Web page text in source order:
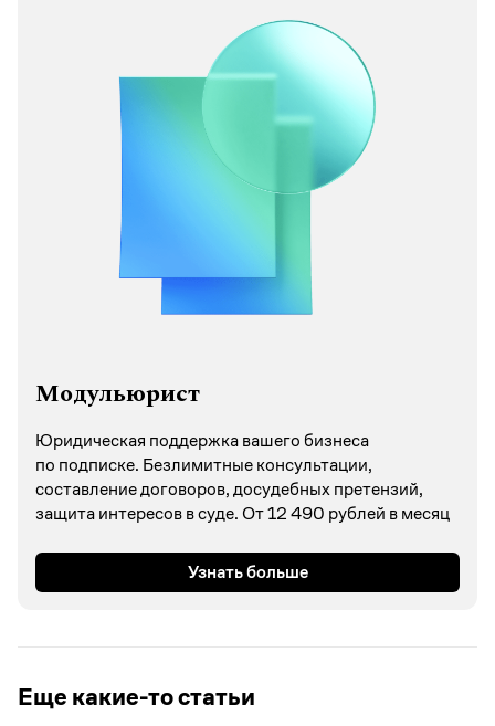
Модульюрист
Юридическая поддержка вашего бизнеса
по подписке. Безлимитные консультации,
составление договоров, досудебных претензий,
защита интересов в суде. От 12 490 рублей в месяц
Узнать больше
Еще какие-то статьи